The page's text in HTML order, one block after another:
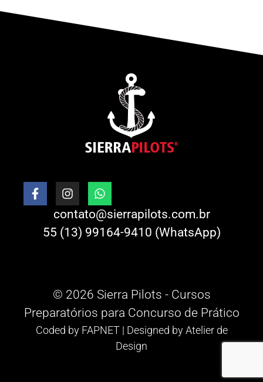
contato@sierrapilots.com.br
55 (13) 99164-9410 (WhatsApp)
© 2026 Sierra Pilots - Cursos
Preparatórios para Concurso de Prático
Coded by FAPNET| Designed byAtelier de
Design